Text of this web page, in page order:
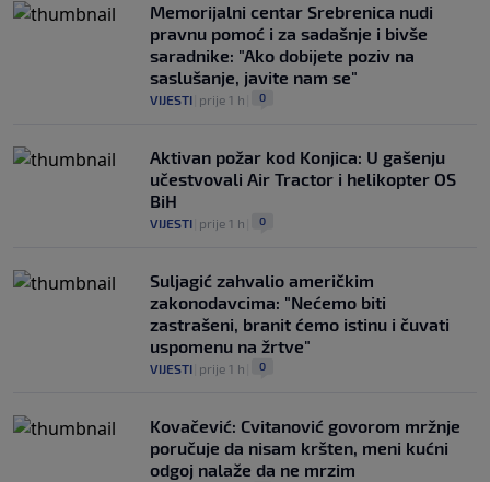
Memorijalni centar Srebrenica nudi
pravnu pomoć i za sadašnje i bivše
saradnike: "Ako dobijete poziv na
saslušanje, javite nam se"
VIJESTI prije 1 h 0
Aktivan požar kod Konjica: U gašenju
učestvovali Air Tractor i helikopter OS
BiH
VIJESTI prije 1 h 0
Suljagić zahvalio američkim
zakonodavcima: "Nećemo biti
zastrašeni, branit ćemo istinu i čuvati
uspomenu na žrtve"
VIJESTI prije 1 h 0
Kovačević: Cvitanović govorom mržnje
poručuje da nisam kršten, meni kućni
odgoj nalaže da ne mrzim